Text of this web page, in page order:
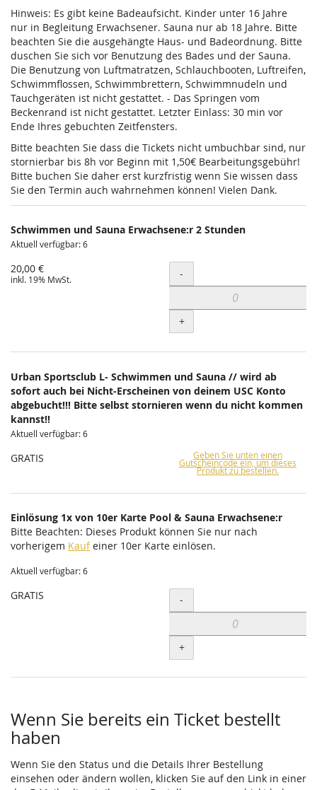
Hinweis: Es gibt keine Badeaufsicht. Kinder unter 16 Jahre
nur in Begleitung Erwachsener. Sauna nur ab 18 Jahre. Bitte
beachten Sie die ausgehängte Haus- und Badeordnung. Bitte
duschen Sie sich vor Benutzung des Bades und der Sauna.
Die Benutzung von Luftmatratzen, Schlauchbooten, Luftreifen,
Schwimmflossen, Schwimmbrettern, Schwimmnudeln und
Tauchgeräten ist nicht gestattet. - Das Springen vom
Beckenrand ist nicht gestattet. Letzter Einlass: 30 min vor
Ende Ihres gebuchten Zeitfensters.
Bitte beachten Sie dass die Tickets nicht umbuchbar sind, nur
stornierbar bis 8h vor Beginn mit 1,50€ Bearbeitungsgebühr!
Bitte buchen Sie daher erst kurzfristig wenn Sie wissen dass
Sie den Termin auch wahrnehmen können! Vielen Dank.
Schwimmen und Sauna Erwachsene:r 2 Stunden
Aktuell verfügbar: 6
20,00 €
inkl. 19% MwSt. Menge
-
+
Urban Sportsclub L- Schwimmen und Sauna // wird ab
sofort auch bei Nicht-Erscheinen von deinem USC Konto
abgebucht!!! Bitte selbst stornieren wenn du nicht kommen
kannst!!
Aktuell verfügbar: 6
GRATIS Geben Sie unten einen
Gutscheincode ein, um dieses
Produkt zu bestellen.
Einlösung 1x von 10er Karte Pool & Sauna Erwachsene:r
Bitte Beachten: Dieses Produkt können Sie nur nach
vorherigem Kaufeiner 10er Karte einlösen.
Aktuell verfügbar: 6
GRATIS Menge
-
+
Wenn Sie bereits ein Ticket bestellt
haben
Wenn Sie den Status und die Details Ihrer Bestellung
einsehen oder ändern wollen, klicken Sie auf den Link in einer